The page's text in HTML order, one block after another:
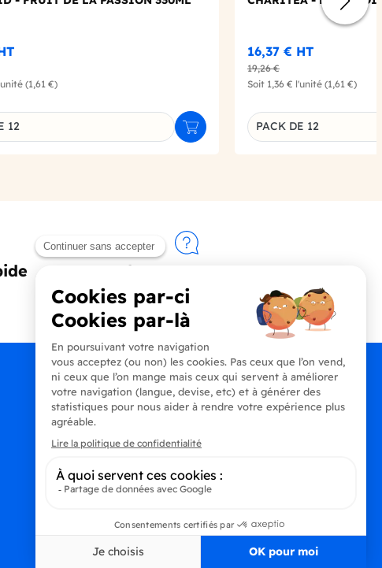
(1,61 €)
du produit
12 Ajouter au panier
16,37 € HT
19,26 €
Soit 1,36 € l'unité (1,61 €)
Déclinaison du produit
PACK DE 12
Contactez-nous
+33 (0)4 90 91 20 80